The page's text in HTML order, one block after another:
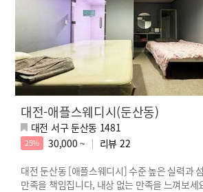
대전-애플스웨디시(둔산동)
대전 서구 둔산동 1481
25% 30,000 ~ 리뷰 22
대전 둔산동 [애플스웨디시] 수준 높은 실력과
만족을 책임집니다, 내상 없는 만족을 느껴보세